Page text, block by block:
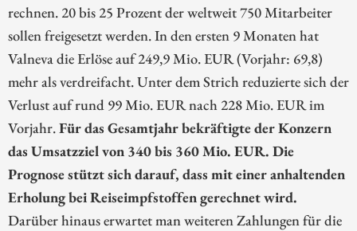
rechnen. 20 bis 25 Prozent der weltweit 750 Mitarbeiter
sollen freigesetzt werden. In den ersten 9 Monaten hat
Valneva die Erlöse auf 249,9 Mio. EUR (Vorjahr: 69,8)
mehr als verdreifacht. Unter dem Strich reduzierte sich der
Verlust auf rund 99 Mio. EUR nach 228 Mio. EUR im
Vorjahr.Für das Gesamtjahr bekräftigte der Konzern
das Umsatzziel von 340 bis 360 Mio. EUR. Die
Prognose stützt sich darauf, dass mit einer anhaltenden
Erholung bei Reiseimpfstoffen gerechnet wird.
Darüber hinaus erwartet man weiteren Zahlungen für die